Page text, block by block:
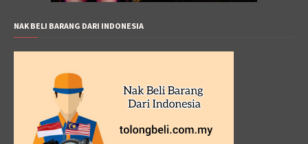
NAK BELI BARANG DARI INDONESIA